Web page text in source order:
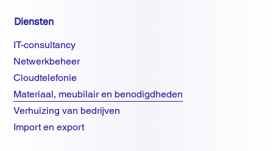
Diensten
IT-consultancy
Netwerkbeheer
Cloudtelefonie
Materiaal, meubilair en benodigdheden
Verhuizing van bedrijven
Import en export